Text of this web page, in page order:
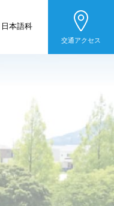
日本語科
交通アクセス